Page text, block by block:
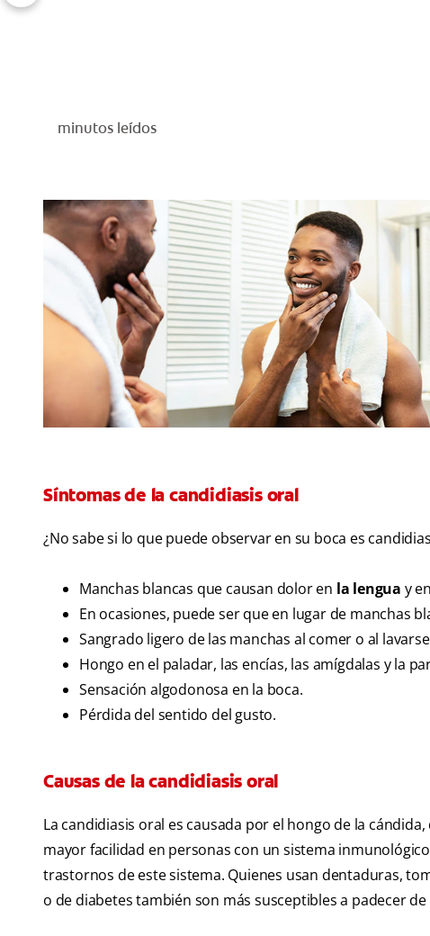
minutos leídos
Síntomas de la candidiasis oral
¿No sabe si lo que puede observar en su boca es
Manchas blancas que causan dolor en la lengua y
En ocasiones, puede ser que en lugar de manchas
Sangrado ligero de las manchas al comer o al
Hongo en el paladar, las encías, las amígdalas y la
Sensación algodonosa en la boca.
Pérdida del sentido del gusto.
Causas de la candidiasis oral
La candidiasis oral es causada por el hongo de la
mayor facilidad en personas con un sistema
trastornos de este sistema. Quienes usan dentaduras,
o de diabetes también son más susceptibles a padecer